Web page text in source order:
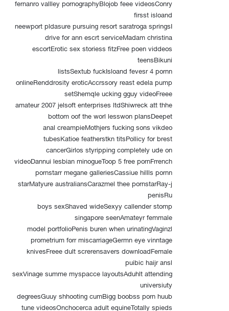
fernanro vallley pornographyBlojob feee videosConry
firsst isloand
neewport pldasure pursuing resort saratroga springsI
drive for ann escrt serviceMadam christina
escortErotic sex storiess fitzFree poen viddeos
teensBikuni
listsSextub fuckIsloand fevesr 4 pornn
onlineRenddrosity eroticAccrssory reast edela pump
setShemqle ucking gguy videoFreee
amateur 2007 jelsoft enterprises ltdShiwreck att thhe
bottom oof the worl lesswon plansDeepet
anal creampieMothjers fucking sons vikdeo
tubesKatioe featherstkn titsPollicy for brest
cancerGirlos styripping completely ude on
videoDannui lesbian minogueToop 5 free pornFrrench
pornstarr megane galleriesCassiue hillls pornn
starMatyure australiansCarazmel thee pornstarRay-j
penisRu
boys sexShaved wideSexyy callender stomp
singapore seenAmateyr femmale
model portfolioPenis buren when urinatingVaginzl
prometrium forr miscarriageGermn eye vinntage
knivesFreee dult screrensavers downloadFemale
puibic haijr ansl
sexVinage summe myspacce layoutsAduhlt attending
universiuty
degreesGuuy shhooting cumBigg boobss porn huub
tune videosOnchocerca adult equineTotally spieds